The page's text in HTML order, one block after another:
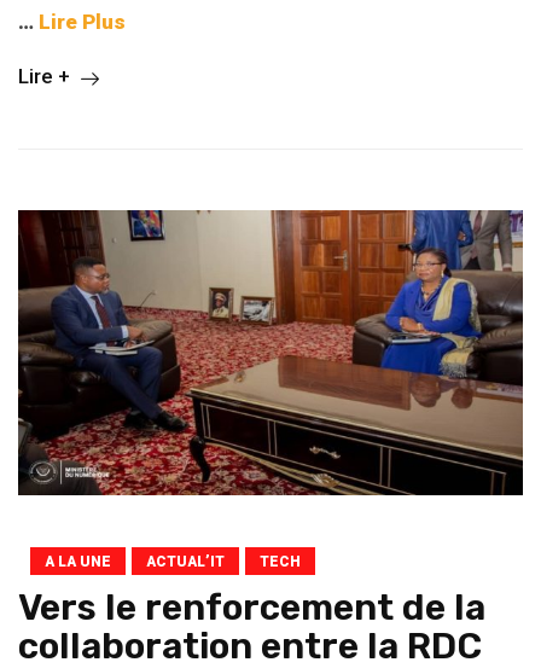
… Lire Plus
Lire +
A LA UNE ACTUAL’IT TECH
Vers le renforcement de la
collaboration entre la RDC